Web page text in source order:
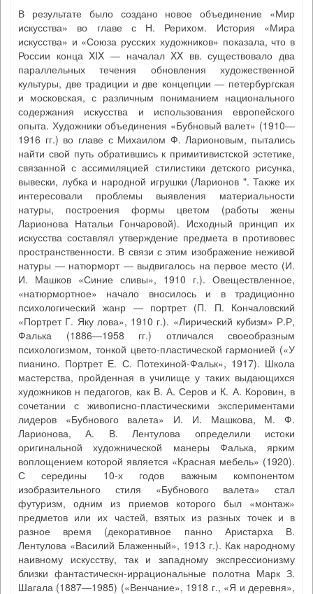
В результате было создано новое объединение «Мир
искусства» во главе с Н. Рерихом. История «Мира
искусства» и «Союза русских художников» показала, что в
России конца XIX — началал XX вв. существовало два
параллельных течения обновления художественной
культуры, две традиции и две концепции — петербургская
и московская, с различным пониманием национального
содержания искусства и использования европейского
опыта. Художники объединения «Бубновый валет» (1910—
1916 гг.) во главе с Михаилом Ф. Ларионовым, пытались
найти свой путь обратившись к примитивистской эстетике,
связанной с ассимиляцией стилистики детского рисунка,
вывески, лубка и народной игрушки (Ларионов ". Также их
интересовали проблемы выявления материальности
натуры, построения формы цветом (работы жены
Ларионова Натальи Гончаровой). Исходный принцип их
искусства составлял утверждение предмета в противовес
пространственности. В связи с этим изображение неживой
натуры — натюрморт — выдвигалось на первое место (И.
И. Машков «Синие сливы», 1910 г.). Овеществленное,
«натюрмортное» начало вносилось и в традиционно
психологический жанр — портрет (П. П. Кончаловский
«Портрет Г. Яку лова», 1910 г.). «Лирический кубизм» Р.Р,
Фалька (1886—1958 гг.) отличался своеобразным
психологизмом, тонкой цвето-пластической гармонией («У
пианино. Портрет Е. С. Потехиной-Фальк», 1917). Школа
мастерства, пройденная в училище у таких выдающихся
художников н педагогов, как В. А. Серов и К. А. Коровин, в
сочетании с живописно-пластическими экспериментами
лидеров «Бубнового валета» И. И. Машкова, М. Ф.
Ларионова, А. В. Лентулова определили истоки
оригинальной художнической манеры Фалька, ярким
воплощением которой является «Красная мебель» (1920).
С середины 10-х годов важным компонентом
изобразительного стиля «Бубнового валета» стал
футуризм, одним из приемов которого был «монтаж»
предметов или их частей, взятых из разных точек и в
разное время (декоративное панно Аристарха В.
Лентулова «Василий Блаженный», 1913 г.). Как народному
наивному искусству, так и западному экспрессионизму
близки фантастическн-иррациональные полотна Марк З.
Шагала (1887—1985) («Венчание», 1918 г., «Я и деревня»,